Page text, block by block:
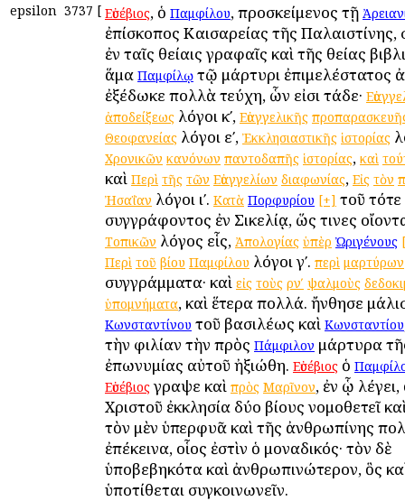
epsilon 3737 [ Εὐσέβιος, ὁ Παμφίλου, προσκείμενος τῇ
ἐπίσκοπος Καισαρείας τῆς Παλαιστίνης,
ἐν ταῖς θείαις γραφαῖς καὶ τῆς θείας
ἅμα Παμφίλῳ τῷ μάρτυρι ἐπιμελέστατος
ἐξέδωκε πολλὰ τεύχη, ὧν εἰσι τάδε·
ἀποδείξεως λόγοι κʹ, Εὐαγγελικῆς
Θεοφανείας λόγοι εʹ, Ἐκκλησιαστικῆς ἱστορίας
Χρονικῶν κανόνων παντοδαπῆς ἱστορίας, καὶ
καὶ Περὶ τῆς τῶν Εὐαγγελίων διαφωνίας, Εἰς τὸν
Ἠσαΐαν λόγοι ιʹ. Κατὰ Πορφυρίου [+] τοῦ τότε
συγγράφοντος ἐν Σικελίᾳ, ὥς τινες
Τοπικῶν λόγος εἷς, Ἀπολογίας ὑπὲρ Ὠριγένους
Περὶ τοῦ βίου Παμφίλου λόγοι γʹ. περὶ μαρτύρων
συγγράμματα· καὶ εἰς τοὺς ρνʹ ψαλμοὺς
ὑπομνήματα, καὶ ἕτερα πολλά. ἤνθησε
Κωνσταντίνου τοῦ βασιλέως καὶ Κωνσταντίου
τὴν φιλίαν τὴν πρὸς Πάμφιλον μάρτυρα
ἐπωνυμίας αὐτοῦ ἠξιώθη. Εὐσέβιος ὁ
Εὐσέβιοςἔγραψε καὶ πρὸς Μαρῖνον, ἐν ᾧ λέγει,
Χριστοῦ ἐκκλησία δύο βίους νομοθετεῖ
τὸν μὲν ὑπερφυᾶ καὶ τῆς ἀνθρωπίνης
ἐπέκεινα, οἷος ἐστὶν ὁ μοναδικός· τὸν δὲ
ὑποβεβηκότα καὶ ἀνθρωπινώτερον, ὃς
ὑποτίθεται συγκοινωνεῖν.